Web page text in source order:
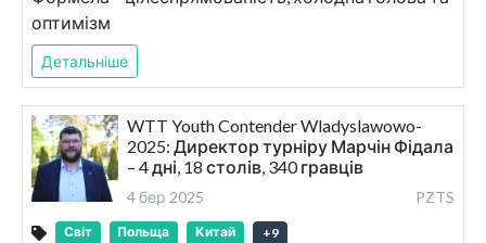
оптимізм
Детальніше
WTT Youth Contender Wladyslawowo-
2025: Директор турніру Марчін Фідала
– 4 дні, 18 столів, 340 гравців
4 бер 2025 PZTS
Світ Польща Китай +9